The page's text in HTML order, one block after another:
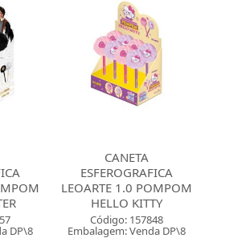
DP\8
CANETA
ESFEROGRAFICA
LEOARTE 1.0 POMPOM
HELLO KITTY
Código: 157848
Embalagem: Venda DP\8